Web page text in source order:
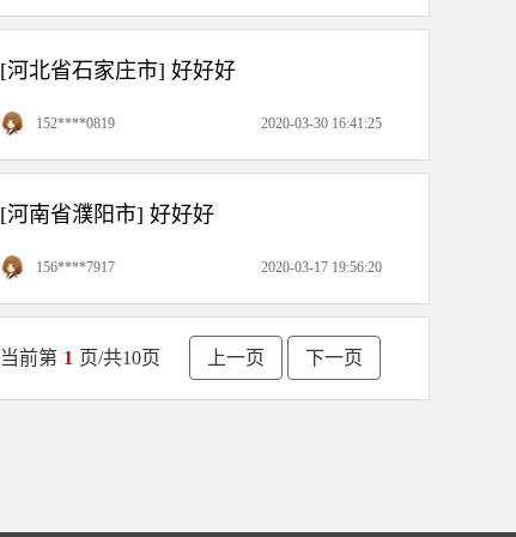
[河北省石家庄市] 好好好
152****0819 2020-03-30 16:41:25
[河南省濮阳市] 好好好
156****7917 2020-03-17 19:56:20
当前第 1 页/共10页 上一页 下一页